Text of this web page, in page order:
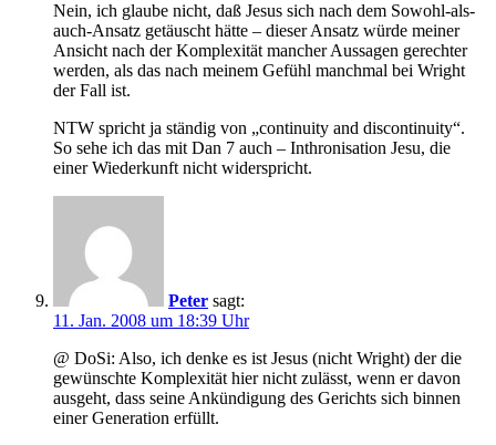
Nein, ich glaube nicht, daß Jesus sich nach dem Sowohl-als-
auch-Ansatz getäuscht hätte – dieser Ansatz würde meiner
Ansicht nach der Komplexität mancher Aussagen gerechter
werden, als das nach meinem Gefühl manchmal bei Wright
der Fall ist.
NTW spricht ja ständig von „continuity and discontinuity“.
So sehe ich das mit Dan 7 auch – Inthronisation Jesu, die
einer Wiederkunft nicht widerspricht.
Peter sagt:
11. Jan. 2008 um 18:39 Uhr
@ DoSi: Also, ich denke es ist Jesus (nicht Wright) der die
gewünschte Komplexität hier nicht zulässt, wenn er davon
ausgeht, dass seine Ankündigung des Gerichts sich binnen
einer Generation erfüllt.